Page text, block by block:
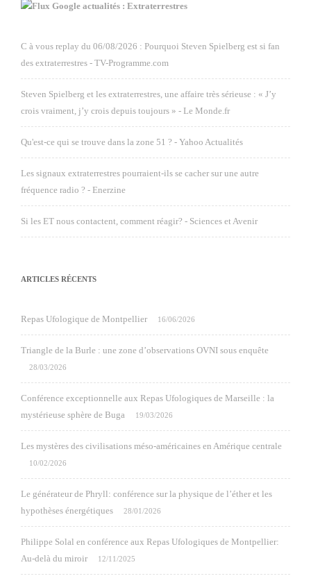
Google actualités : Extraterrestres
C à vous replay du 06/08/2026 : Pourquoi Steven Spielberg est si fan
des extraterrestres - TV-Programme.com
Steven Spielberg et les extraterrestres, une affaire très sérieuse : « J’y
crois vraiment, j’y crois depuis toujours » - Le Monde.fr
Qu'est-ce qui se trouve dans la zone 51 ? - Yahoo Actualités
Les signaux extraterrestres pourraient-ils se cacher sur une autre
fréquence radio ? - Enerzine
Si les ET nous contactent, comment réagir? - Sciences et Avenir
ARTICLES RÉCENTS
Repas Ufologique de Montpellier 16/06/2026
Triangle de la Burle : une zone d’observations OVNI sous enquête
28/03/2026
Conférence exceptionnelle aux Repas Ufologiques de Marseille : la
mystérieuse sphère de Buga
19/03/2026
Les mystères des civilisations méso-américaines en Amérique centrale
10/02/2026
Le générateur de Phryll: conférence sur la physique de l’éther et les
hypothèses énergétiques
28/01/2026
Philippe Solal en conférence aux Repas Ufologiques de Montpellier:
Au-delà du miroir
12/11/2025